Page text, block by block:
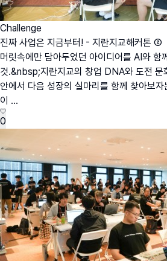
Challenge
진짜 사업은 지금부터! - 지란지교해커톤 ②
머릿속에만 담아두었던 아이디어를 AI와 함
것.&nbsp;지란지교의 창업 DNA와 도전 문
안에서 다음 성장의 실마리를 함께 찾아보
이 ...
0